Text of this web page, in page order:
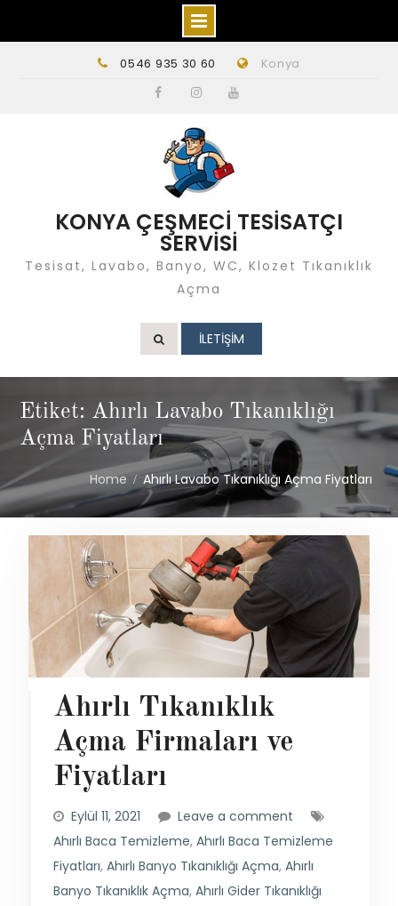
0546 935 30 60 Konya
KONYA ÇEŞMECİ TESİSATÇI
SERVİSİ
Tesisat, Lavabo, Banyo, WC, Klozet Tıkanıklık
Açma
İLETİŞİM
Etiket: Ahırlı Lavabo Tıkanıklığı
Açma Fiyatları
Home Ahırlı Lavabo Tıkanıklığı Açma Fiyatları
Ahırlı Tıkanıklık
Açma Firmaları ve
Fiyatları
Eylül 11, 2021
Leave a comment
Ahırlı Baca Temizleme, Ahırlı Baca Temizleme
Fiyatları, Ahırlı Banyo Tıkanıklığı Açma, Ahırlı
Banyo Tıkanıklık Açma, Ahırlı Gider Tıkanıklığı